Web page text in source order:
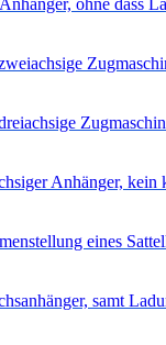
ohne dass
Anhänger,
eines
samt